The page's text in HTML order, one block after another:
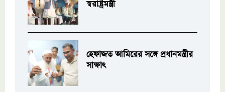
স্বরাষ্ট্রমন্ত্রী
হেফাজত আমিরের সঙ্গে প্রধানমন্ত্রীর
সাক্ষাৎ